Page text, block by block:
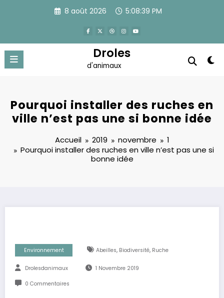
8 août 2026 5:08:39 PM
Droles
d'animaux
Pourquoi installer des ruches en
ville n’est pas une si bonne idée
Accueil 2019 novembre
1
Pourquoi installer des ruches en ville n’est pas une si
bonne idée
Environnement Abeilles, Biodiversité, Ruche
Drolesdanimaux 1 Novembre 2019
0 Commentaires